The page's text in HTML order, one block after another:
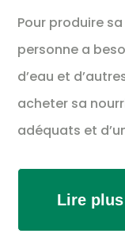
Pour produire
personne a
d’eau et
acheter sa
adéquats et
Lire plus